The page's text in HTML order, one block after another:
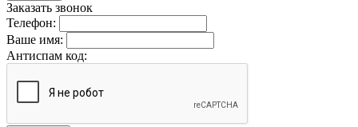
Заказать звонок
Телефон:
Ваше имя:
Антиспам код: